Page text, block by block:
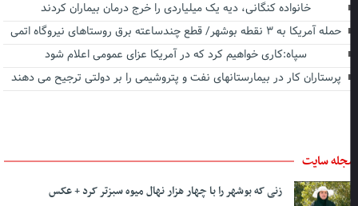
خانواده کنگانی، دیه یک میلیاردی را خرج درمان بیماران کردند
حمله آمریکا به ۳ نقطه بوشهر/ قطع چندساعته برق روستاهای نیروگاه اتمی
سپاه:کاری خواهیم کرد که در آمریکا عزای عمومی اعلام شود
پرستاران کار در بیمارستانهای نفت و پتروشیمی را بر دولتی ترجیح می دهند
سایت
زنی که بوشهر را با چهار هزار نهال میوه سبزتر کرد + عکس